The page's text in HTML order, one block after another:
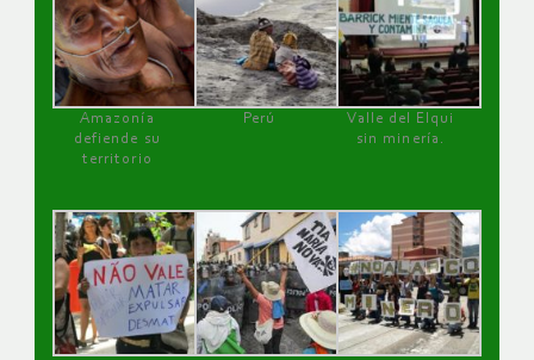
Amazonía
defiende su
territorio
Perú
Valle del Elqui
sin minería.